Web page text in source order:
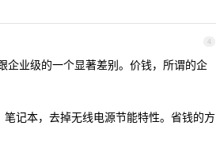
4
企业级的一个显著差别。价钱，所谓的企
记本，去掉无线电源节能特性。省钱的方